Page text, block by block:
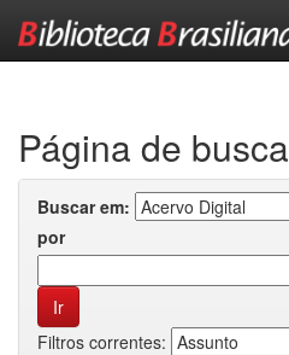
Página de busca
Buscar em:
por
Filtros correntes: